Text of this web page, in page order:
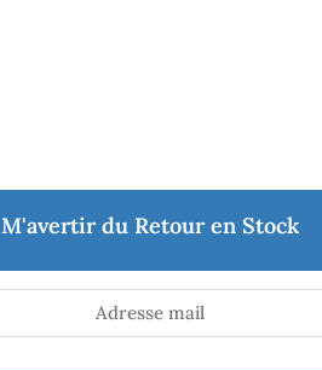
M'avertir du Retour en Stock